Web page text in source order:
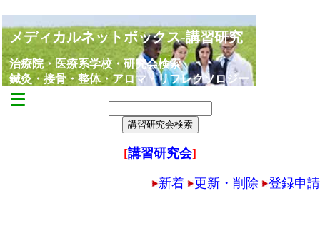
メディカルネットボックス-講習研究
治療院・医療系学校・研究会検索
鍼灸・接骨・整体・アロマ・リフレクソロジー
[講習研究会]
新着 更新・削除 登録申請